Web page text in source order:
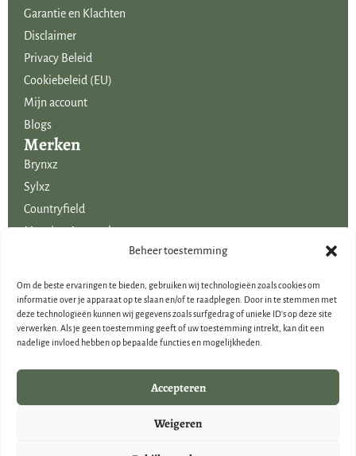
Beheer toestemming
Om de beste ervaringen te bieden, gebruiken wij technologieën zoals cookies om
informatie over je apparaat op te slaan en/of te raadplegen. Door in te stemmen met
deze technologieën kunnen wij gegevens zoals surfgedrag of unieke ID's op deze site
verwerken. Als je geen toestemming geeft of uw toestemming intrekt, kan dit een
nadelige invloed hebben op bepaalde functies en mogelijkheden.
Accepteren
Weigeren
Garantie en Klachten
Disclaimer
Privacy Beleid
Cookiebeleid (EU)
Mijn account
Blogs
Merken
Brynxz
Sylxz
Countryfield
Mansion Atmosphere
Uitgelicht voor jou!
Voordelige boeketten kunstbloemen
Woondecoraties
Cadeau-artikelen
Brynxz Outlet
Landelijke houten woondecoraties